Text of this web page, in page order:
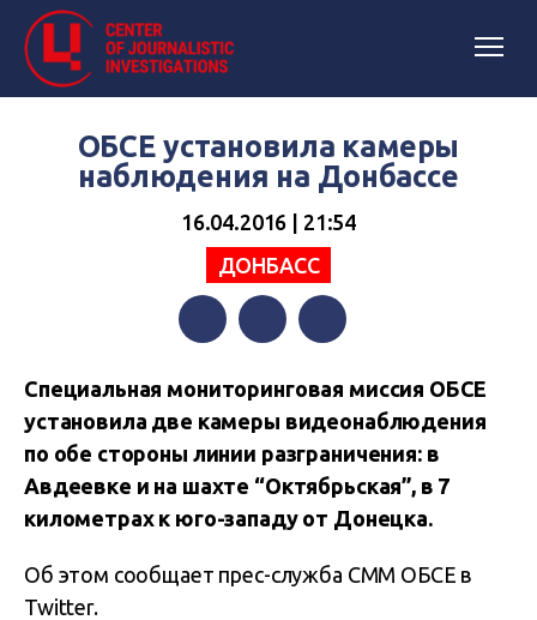
ОБСЕ установила камеры
наблюдения на Донбассе
16.04.2016 | 21:54
ДОНБАСС
Специальная мониторинговая миссия ОБСЕ
установила две камеры видеонаблюдения
по обе стороны линии разграничения: в
Авдеевке и на шахте “Октябрьская”, в 7
километрах к юго-западу от Донецка.
Об этом сообщает прес-служба СММ ОБСЕ в
Twitter.